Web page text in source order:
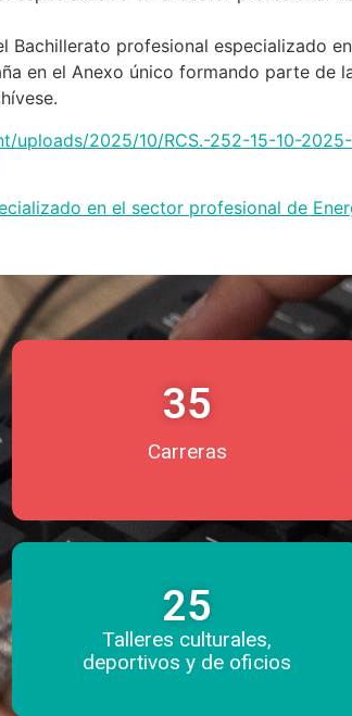
Bachillerato profesional especializado
en el Anexo único formando parte de
uploads/2025/10/RCS.-252-15-10-
en el sector profesional de
35
Carreras
25
Talleres culturales,
deportivos y de oficios